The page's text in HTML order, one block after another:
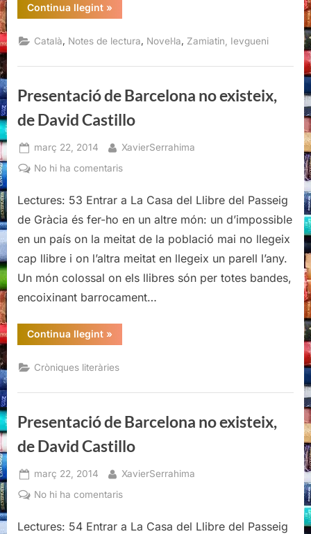
Continua llegint“Nosaltres,
Ievgueni
»
Català, Notes de lectura, Novel·la, Zamiatin, Ievgueni
Presentació de Barcelona no existeix,
de David Castillo
Posted
on
març 22, 2014 By
XavierSerrahima
No hi ha comentarisa
de
Barcelona
existeix,
de
David
Castillo
Lectures: 53 Entrar a La Casa del Llibre del Passeig
de Gràcia és fer-ho en un altre món: un d’impossible
en un país on la meitat de la població mai no llegeix
cap llibre i on l’altra meitat en llegeix un parell l’any.
Un món colossal on els llibres són per totes bandes,
encoixinant barrocament…
Continua llegint“Presentació
de
no
existeix,
David
»
Cròniques literàries
Presentació de Barcelona no existeix,
de David Castillo
Posted
on
març 22, 2014 By
XavierSerrahima
No hi ha comentarisa
de
Lectures: 54 Entrar a La Casa del Llibre del Passeig